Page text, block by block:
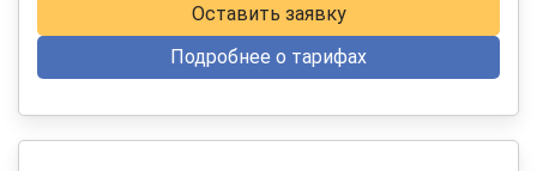
Оставить заявку
Подробнее о тарифах